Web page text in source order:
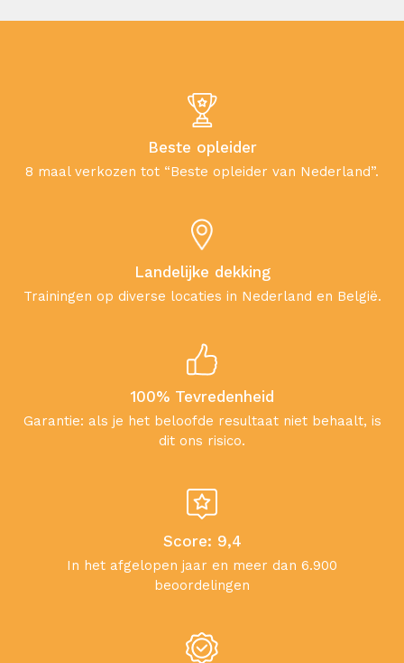
Beste opleider
8 maal verkozen tot “Beste opleider van Nederland”.
Landelijke dekking
Trainingen op diverse locaties in Nederland en België.
100% Tevredenheid
Garantie: als je het beloofde resultaat niet behaalt, is
dit ons risico.
Score: 9,4
In het afgelopen jaar en meer dan 6.900
beoordelingen